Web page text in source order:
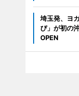
埼玉発、ヨ
ぴ」が初の
OPEN